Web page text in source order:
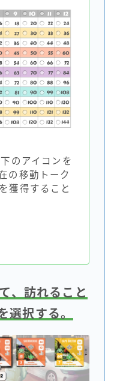
のアイコンを
の移動トーク
獲得すること
、訪れること
選択する。